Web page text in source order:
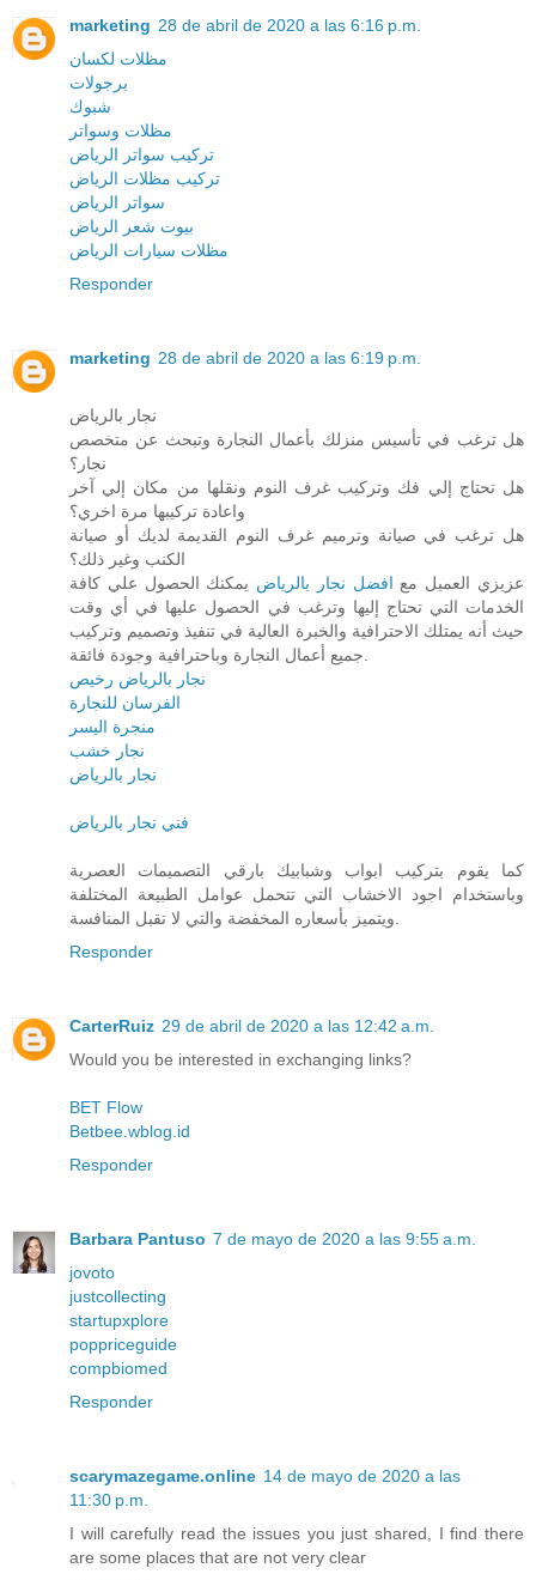
marketing 28 de abril de 2020 a las 6:16 p.m.
مظلات لكسان
برجولات
شبوك
مظلات وسواتر
تركيب سواتر الرياض
تركيب مظلات الرياض
سواتر الرياض
بيوت شعر الرياض
مظلات سيارات الرياض
Responder
marketing 28 de abril de 2020 a las 6:19 p.m.
نجار بالرياض
هل ترغب في تأسيس منزلك بأعمال النجارة وتبحث عن متخصص
نجار؟
هل تحتاج إلي فك وتركيب غرف النوم ونقلها من مكان إلي آخر
واعادة تركيبها مرة اخري؟
هل ترغب في صيانة وترميم غرف النوم القديمة لديك أو صيانة
الكنب وغير ذلك؟
عزيزي العميل مع افضل نجار بالرياض يمكنك الحصول علي كافة
الخدمات التي تحتاج إليها وترغب في الحصول عليها في أي وقت
حيث أنه يمتلك الاحترافية والخبرة العالية في تنفيذ وتصميم وتركيب
جميع أعمال النجارة وباحترافية وجودة فائقة.
نجار بالرياض رخيص
الفرسان للنجارة
منجرة اليسر
نجار خشب
نجار بالرياض
فني نجار بالرياض
كما يقوم بتركيب ابواب وشبابيك بارقي التصميمات العصرية
وباستخدام اجود الاخشاب التي تتحمل عوامل الطبيعة المختلفة
ويتميز بأسعاره المخفضة والتي لا تقبل المنافسة.
Responder
CarterRuiz 29 de abril de 2020 a las 12:42 a.m.
Would you be interested in exchanging links?
BET Flow
Betbee.wblog.id
Responder
Barbara Pantuso 7 de mayo de 2020 a las 9:55 a.m.
jovoto
justcollecting
startupxplore
poppriceguide
compbiomed
Responder
scarymazegame.online 14 de mayo de 2020 a las
11:30 p.m.
I will carefully read the issues you just shared, I find there
are some places that are not very clear